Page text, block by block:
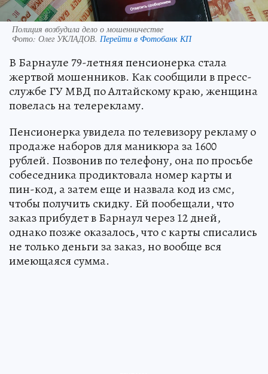
Полиция возбудила дело о мошенничестве
Фото: Олег УКЛАДОВ. Перейти в Фотобанк КП
В Барнауле 79-летняя пенсионерка стала
жертвой мошенников. Как сообщили в пресс-
службе ГУ МВД по Алтайскому краю, женщина
повелась на телерекламу.
Пенсионерка увидела по телевизору рекламу о
продаже наборов для маникюра за 1600
рублей. Позвонив по телефону, она по просьбе
собеседника продиктовала номер карты и
пин-код, а затем еще и назвала код из смс,
чтобы получить скидку. Ей пообещали, что
заказ прибудет в Барнаул через 12 дней,
однако позже оказалось, что с карты списались
не только деньги за заказ, но вообще вся
имеющаяся сумма.